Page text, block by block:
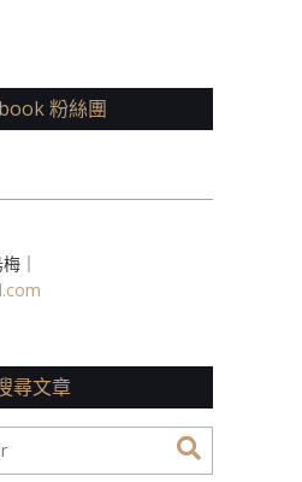
粉絲團
｜
尋文章